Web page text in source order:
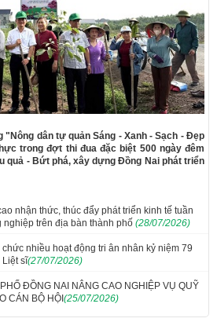
dân tự quản Sáng - Xanh - Sạch - Đẹp
trong đợt thi đua đặc biệt 500 ngày đêm
quả - Bứt phá, xây dựng Đồng Nai phát triển
nhận thức, thúc đẩy phát triển kinh tế tuần
nghiệp trên địa bàn thành phố (28/07/2026)
nhiều hoạt động tri ân nhân kỷ niệm 79
Liệt sĩ(27/07/2026)
ĐỒNG NAI NÂNG CAO NGHIỆP VỤ QUỸ
CÁN BỘ HỘI(25/07/2026)